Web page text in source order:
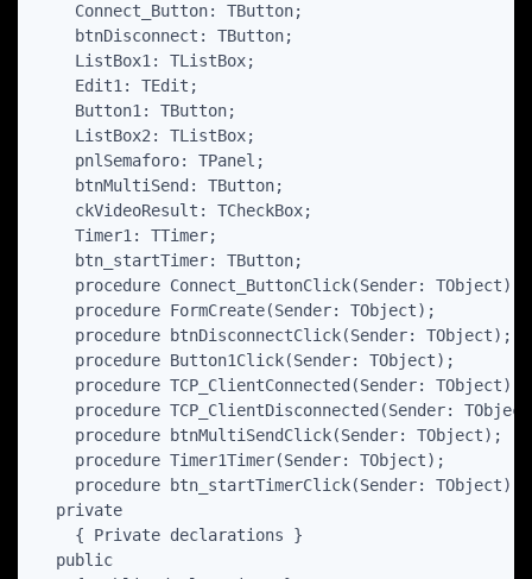
    Connect_Button: TButton;
    btnDisconnect: TButton;
    ListBox1: TListBox;
    Edit1: TEdit;
    Button1: TButton;
    ListBox2: TListBox;
    pnlSemaforo: TPanel;
    btnMultiSend: TButton;
    ckVideoResult: TCheckBox;
    Timer1: TTimer;
    btn_startTimer: TButton;
    procedure Connect_ButtonClick(Sender: TObject);
    procedure FormCreate(Sender: TObject);
    procedure btnDisconnectClick(Sender: TObject);
    procedure Button1Click(Sender: TObject);
    procedure TCP_ClientConnected(Sender: TObject);
procedure TCP_ClientDisconnected(Sender:
    procedure btnMultiSendClick(Sender: TObject);
    procedure Timer1Timer(Sender: TObject);
    procedure btn_startTimerClick(Sender: TObject);
  private
    { Private declarations }
  public